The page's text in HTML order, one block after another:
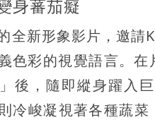
身蕃茄癡
全新形象影片，邀
色彩的視覺語言。
」後，隨即縱身躍入
冷峻凝視著各種蔬